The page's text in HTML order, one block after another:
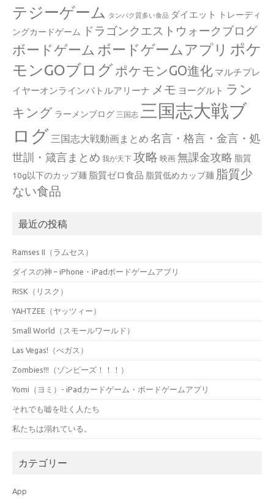
テジーゲーム
タンパク質多い食品 ダイエット
トレーディ
ングカードゲーム
ドラゴンクエストウォークブログ
ボードゲーム ボードゲームアプリ ポケ
モンGOブログ ポケモンGO進化 マルチプレ
イヤーオンラインバトルアリーナ メモ ヨーグルト ラン
キング ラーメンブログ 三国志 三国志大戦ブ
ログ 三国志大戦動画まとめ 名言・格言・金言・処
世訓・箴言まとめ 我が天下 攻略 映画 無課金攻略 脂質
10g以下のカップ麺 脂質ゼロ食品 脂質低めカップ麺 脂質少
ない食品
最近の投稿
Ramses II（ラムセス）
ダイスの神 – iPhone・iPadボードゲームアプリ
RISK（リスク）
YAHTZEE（ヤッツィー）
Small World（スモールワールド）
Las Vegas!（べガス）
Zombies!!!（ゾンビーズ！！！）
Yomi（ヨミ）- iPadカードゲーム・ボードゲームアプリ
それでも嘘を吐く人たち
私たちは溺れている。
カテゴリー
App